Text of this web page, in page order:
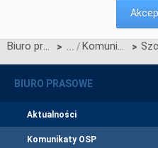
Biuro prasowe > Komunikaty OSP >
BIURO PRASOWE
Aktualności
Komunikaty OSP